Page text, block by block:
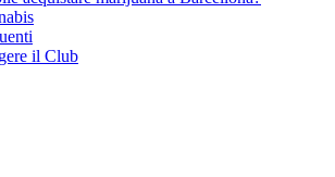
il Club